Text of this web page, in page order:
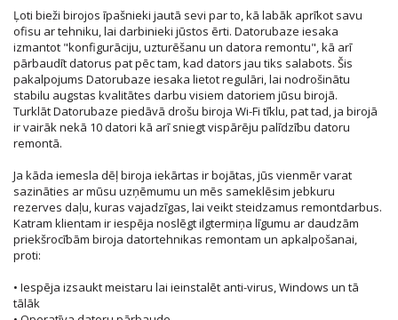
Ļoti bieži birojos īpašnieki jautā sevi par to, kā labāk aprīkot savu
ofisu ar tehniku, lai darbinieki jūstos ērti. Datorubaze iesaka
izmantot "konfigurāciju, uzturēšanu un datora remontu", kā arī
pārbaudīt datorus pat pēc tam, kad dators jau tiks salabots. Šis
pakalpojums Datorubaze iesaka lietot regulāri, lai nodrošinātu
stabilu augstas kvalitātes darbu visiem datoriem jūsu birojā.
Turklāt Datorubaze piedāvā drošu biroja Wi-Fi tīklu, pat tad, ja birojā
ir vairāk nekā 10 datori kā arī sniegt vispārēju palīdzību datoru
remontā.
Ja kāda iemesla dēļ biroja iekārtas ir bojātas, jūs vienmēr varat
sazināties ar mūsu uzņēmumu un mēs sameklēsim jebkuru
rezerves daļu, kuras vajadzīgas, lai veikt steidzamus remontdarbus.
Katram klientam ir iespēja noslēgt ilgtermiņa līgumu ar daudzām
priekšrocībām biroja datortehnikas remontam un apkalpošanai,
proti:
• Iespēja izsaukt meistaru lai ieinstalēt anti-virus, Windows un tā
tālāk